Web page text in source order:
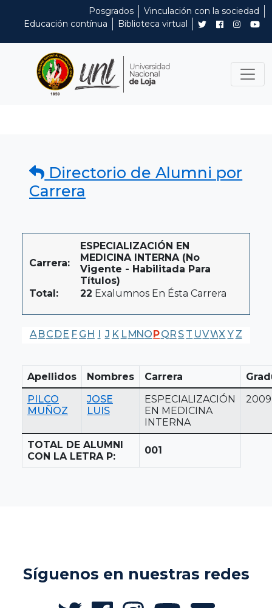
Posgrados
Vinculación con la sociedad
Educación contínua
Biblioteca virtual
Directorio de Alumni por
Carrera
Carrera:
ESPECIALIZACIÓN EN
MEDICINA INTERNA (No
Vigente - Habilitada Para
Títulos)
Total:
22 Exalumnos En Ésta Carrera
A BC DE F G H I J K LMNOPQR S T UVWX Y Z
Apellidos Nombres Carrera
PILCO
MUÑOZ
JOSE
LUIS
ESPECIALIZACIÓN
EN MEDICINA
INTERNA
2009
TOTAL DE ALUMNI
CON LA LETRA P:
001
Síguenos en nuestras redes